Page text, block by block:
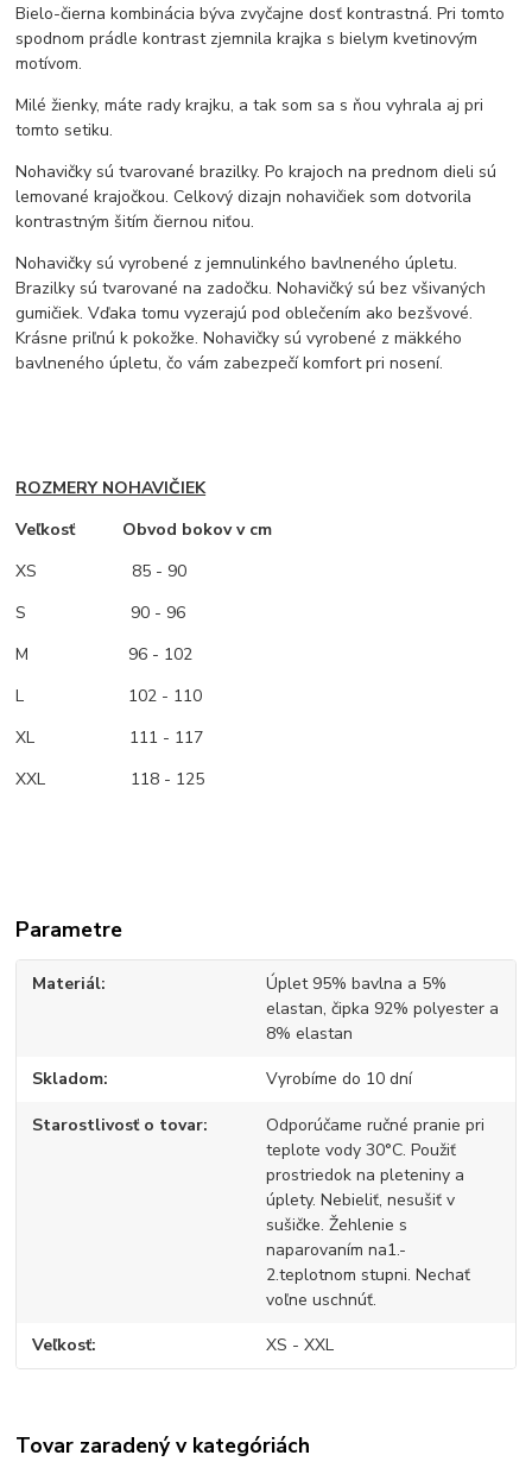
Bielo-čierna kombinácia býva zvyčajne dosť kontrastná. Pri tomto
spodnom prádle kontrast zjemnila krajka s bielym kvetinovým
motívom.
Milé žienky, máte rady krajku, a tak som sa s ňou vyhrala aj pri
tomto setiku.
Nohavičky sú tvarované brazilky. Po krajoch na prednom dieli sú
lemované krajočkou. Celkový dizajn nohavičiek som dotvorila
kontrastným šitím čiernou niťou.
Nohavičky sú vyrobené z jemnulinkého bavlneného úpletu.
Brazilky sú tvarované na zadočku. Nohavičký sú bez všivaných
gumičiek. Vďaka tomu vyzerajú pod oblečením ako bezšvové.
Krásne priľnú k pokožke. Nohavičky sú vyrobené z mäkkého
bavlneného úpletu, čo vám zabezpečí komfort pri nosení.
ROZMERY NOHAVIČIEK
Veľkosť Obvod bokov v cm
XS
85 - 90
S 90 - 96
M
96 - 102
L 102 - 110
XL 111 - 117
XXL 118 - 125
Parametre
Materiál
Úplet 95% bavlna a 5%
elastan, čipka 92% polyester a
8% elastan
Skladom Vyrobíme do 10 dní
Starostlivosť o tovar
Odporúčame ručné pranie pri
teplote vody 30°C. Použiť
prostriedok na pleteniny a
úplety. Nebieliť, nesušiť v
sušičke. Žehlenie s
naparovaním na1.-
2.teplotnom stupni. Nechať
voľne uschnúť.
Veľkosť XS - XXL
Tovar zaradený v kategóriách